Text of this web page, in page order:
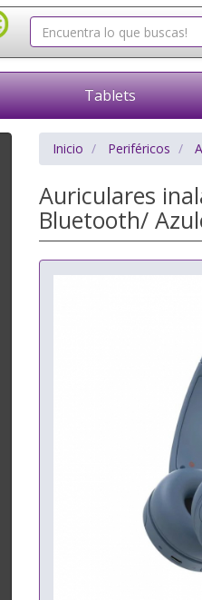
Tablets
Inicio Periféricos
Auriculares
Bluetooth/